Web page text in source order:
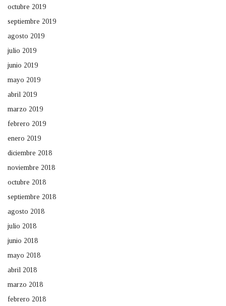
octubre 2019
septiembre 2019
agosto 2019
julio 2019
junio 2019
mayo 2019
abril 2019
marzo 2019
febrero 2019
enero 2019
diciembre 2018
noviembre 2018
octubre 2018
septiembre 2018
agosto 2018
julio 2018
junio 2018
mayo 2018
abril 2018
marzo 2018
febrero 2018